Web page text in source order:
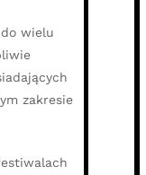
do wielu
zakresie